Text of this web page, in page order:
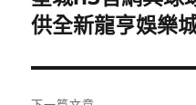
導
覽
一
文
章:
供全新龍亨娛樂